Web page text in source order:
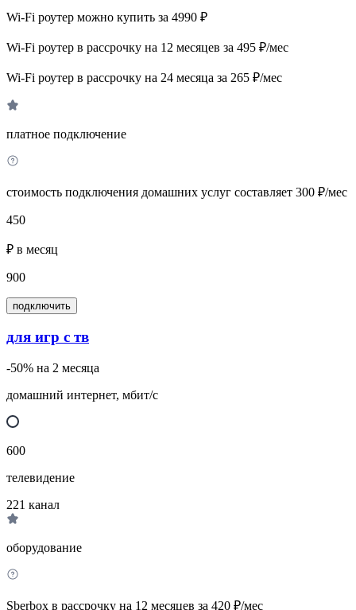
Wi-Fi роутер можно купить за 4990 ₽
Wi-Fi роутер в рассрочку на 12 месяцев за 495 ₽/мес
Wi-Fi роутер в рассрочку на 24 месяца за 265 ₽/мес
платное подключение
стоимость подключения домашних услуг составляет 300 ₽/мес
450
₽ в месяц
900
подключить
для игр с тв
-50% на 2 месяца
домашний интернет, мбит/с
600
телевидение
221 канал
оборудование
Sberbox в рассрочку на 12 месяцев за 420 ₽/мес